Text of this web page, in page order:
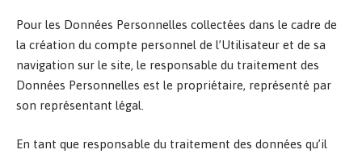
Pour les Données Personnelles collectées dans le cadre de
la création du compte personnel de l’Utilisateur et de sa
navigation sur le site, le responsable du traitement des
Données Personnelles est le propriétaire, représenté par
son représentant légal.
En tant que responsable du traitement des données qu’il